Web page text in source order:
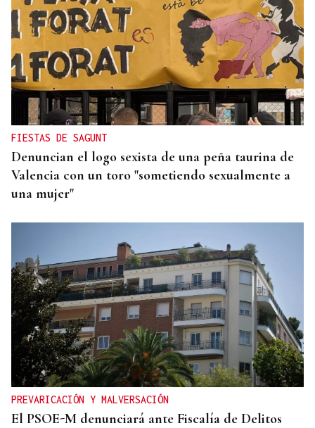
O AFIADOR
Un día haberá autobuses
FIESTAS DE SAGUNT
Denuncian el logo sexista de una peña taurina de
Valencia con un toro "sometiendo sexualmente a
una mujer"
PREVARICACIÓN Y MALVERSACIÓN
El PSOE-M denunciará ante Fiscalía de Delitos